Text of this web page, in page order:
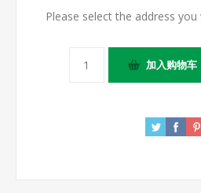
Please select the address